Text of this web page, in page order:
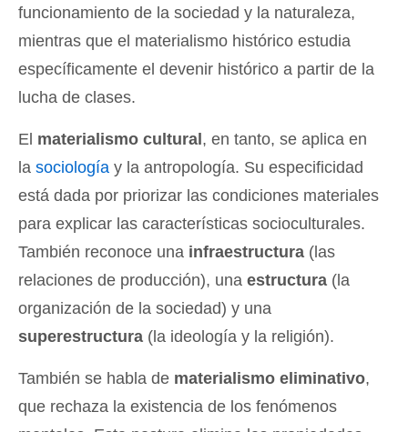
funcionamiento de la sociedad y la naturaleza,
mientras que el materialismo histórico estudia
específicamente el devenir histórico a partir de la
lucha de clases.
El materialismo cultural, en tanto, se aplica en
la sociología y la antropología. Su especificidad
está dada por priorizar las condiciones materiales
para explicar las características socioculturales.
También reconoce una infraestructura (las
relaciones de producción), una estructura (la
organización de la sociedad) y una
superestructura (la ideología y la religión).
También se habla de materialismo eliminativo,
que rechaza la existencia de los fenómenos